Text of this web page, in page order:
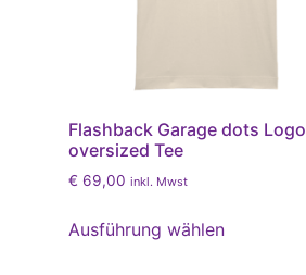
Flashback Garage dots Logo
oversized Tee
€ 69,00 inkl. Mwst
Ausführung wählen